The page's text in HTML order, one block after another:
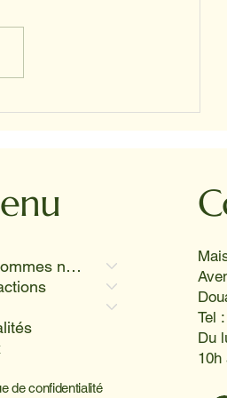
aussi radieux que le
😊
Qui sommes nous
de confidentialité
Tel
Du
10h